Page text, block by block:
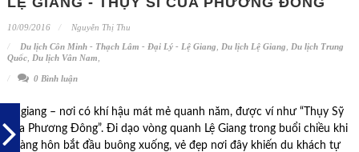
10/09/2016
Nguyễn Thị Thu
Du lịch Côn Minh - Thạch Lâm - Đại Lý - Lệ Giang
Du lịch Lệ Giang
Du lịch Trung
Quốc, Du lịch Vân Nam
0 Bình luận
Lệ giang – nơi có khí hậu mát mẻ quanh năm, được ví như “Thụy Sỹ
của Phương Đông”. Đi dạo vòng quanh Lệ Giang trong buổi chiều khi
hoàng hôn bắt đầu buông xuống, vẻ đẹp nơi đây khiến du khách tự